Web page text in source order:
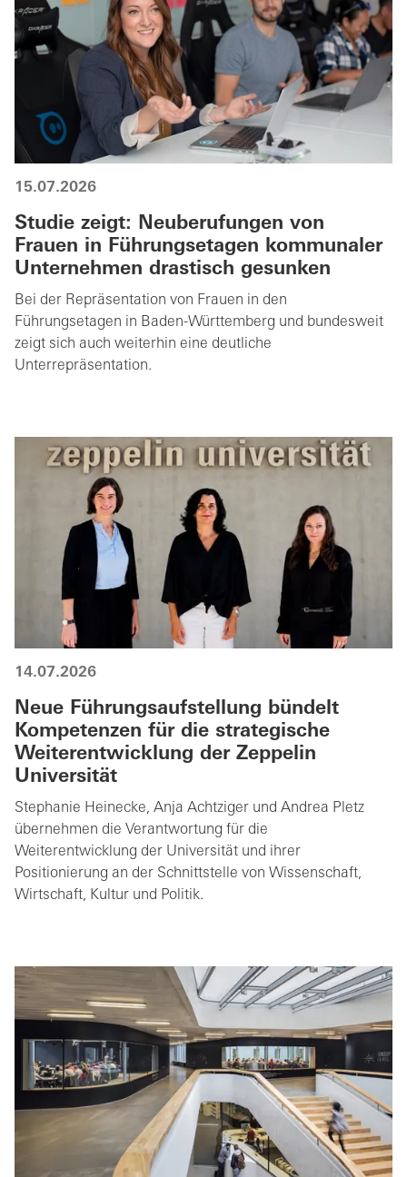
15.07.2026
Studie zeigt: Neuberufungen von
Frauen in Führungsetagen kommunaler
Unternehmen drastisch gesunken
Bei der Repräsentation von Frauen in den
Führungsetagen in Baden-Württemberg und bundesweit
zeigt sich auch weiterhin eine deutliche
Unterrepräsentation.
14.07.2026
Neue Führungsaufstellung bündelt
Kompetenzen für die strategische
Weiterentwicklung der Zeppelin
Universität
Stephanie Heinecke, Anja Achtziger und Andrea Pletz
übernehmen die Verantwortung für die
Weiterentwicklung der Universität und ihrer
Positionierung an der Schnittstelle von Wissenschaft,
Wirtschaft, Kultur und Politik.